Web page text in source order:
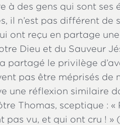
à des gens qui sont ses
il n’est pas différent de
ont reçu en partage
Dieu et du Sauveur
partagé le privilège
pas être méprisés de
une réflexion similaire
Thomas, sceptique : «
pas vu, et qui ont cru ! »